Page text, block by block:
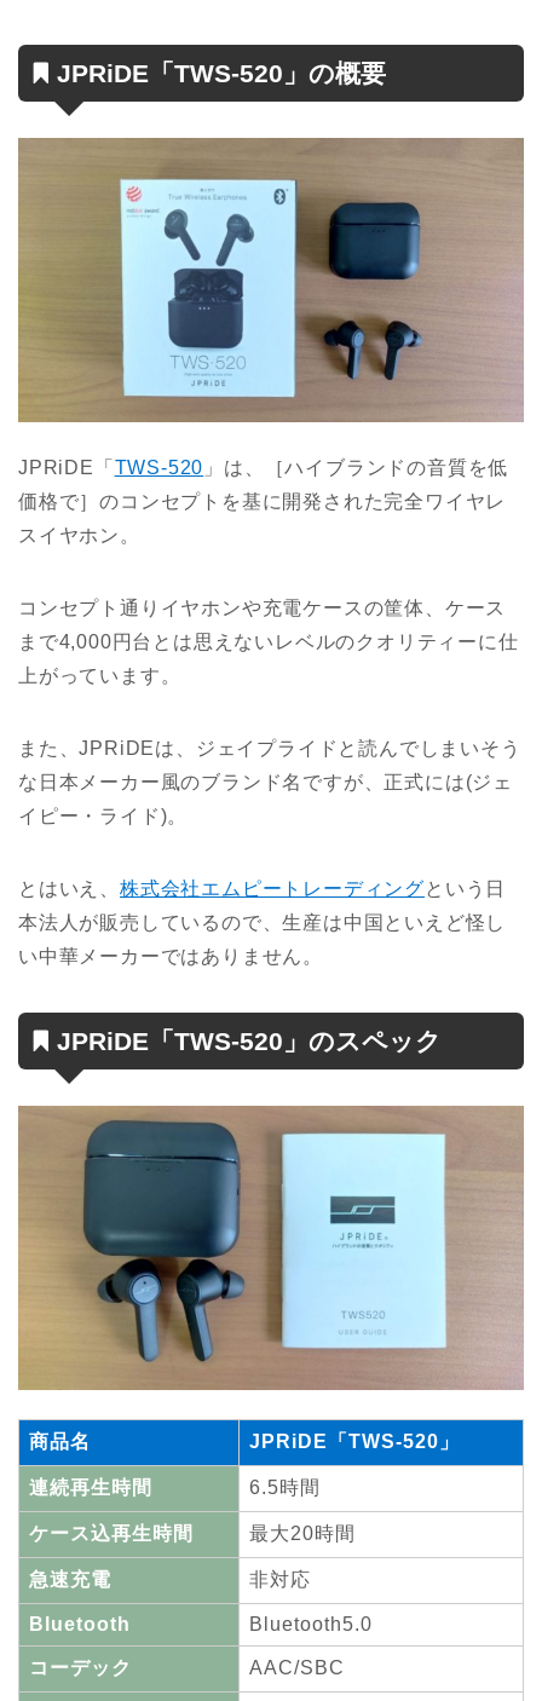
JPRiDE「TWS-520」の概要
JPRiDE「 TWS-520 」は、［ハイブランドの音質を低
価格で］のコンセプトを基に開発された完全ワイヤレ
スイヤホン。
コンセプト通りイヤホンや充電ケースの筐体、ケース
まで4,000円台とは思えないレベルのクオリティーに仕
上がっています。
また、JPRiDEは、ジェイプライドと読んでしまいそう
な日本メーカー風のブランド名ですが、正式には(ジェ
イピー・ライド)。
とはいえ、 株式会社エムピートレーディング という日
本法人が販売しているので、生産は中国といえど怪し
い中華メーカーではありません。
JPRiDE「TWS-520」のスペック
商品名 JPRiDE「TWS-520」
連続再生時間 6.5時間
ケース込再生時間 最大20時間
急速充電 非対応
Bluetooth Bluetooth5.0
コーデック AAC/SBC